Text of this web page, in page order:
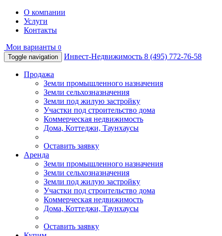
О компании
Услуги
Контакты
Мои варианты 0
Toggle navigation
Инвест-Недвижимость 8 (495) 772-76-58
Продажа
Земли промышленного назначения
Земли сельхозназначения
Земли под жилую застройку
Участки под строительство дома
Коммерческая недвижимость
Дома, Коттеджи, Таунхаусы
Оставить заявку
Аренда
Земли промышленного назначения
Земли сельхозназначения
Земли под жилую застройку
Участки под строительство дома
Коммерческая недвижимость
Дома, Коттеджи, Таунхаусы
Оставить заявку